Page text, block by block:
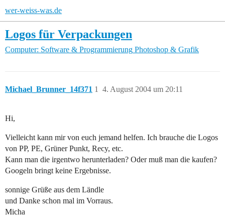
wer-weiss-was.de
Logos für Verpackungen
Computer: Software & Programmierung Photoshop & Grafik
Michael_Brunner_14f371 4. August 2004 um 20:11
1
Hi,
Vielleicht kann mir von euch jemand helfen. Ich brauche die Logos
von PP, PE, Grüner Punkt, Recy, etc.
Kann man die irgentwo herunterladen? Oder muß man die kaufen?
Googeln bringt keine Ergebnisse.
sonnige Grüße aus dem Ländle
und Danke schon mal im Vorraus.
Micha